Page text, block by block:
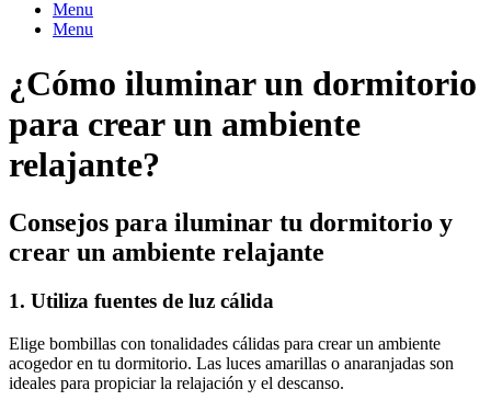
Menu
Menu
¿Cómo iluminar un dormitorio
para crear un ambiente
relajante?
Consejos para iluminar tu dormitorio y
crear un ambiente relajante
1. Utiliza fuentes de luz cálida
Elige bombillas con tonalidades cálidas para crear un ambiente
acogedor en tu dormitorio. Las luces amarillas o anaranjadas son
ideales para propiciar la relajación y el descanso.